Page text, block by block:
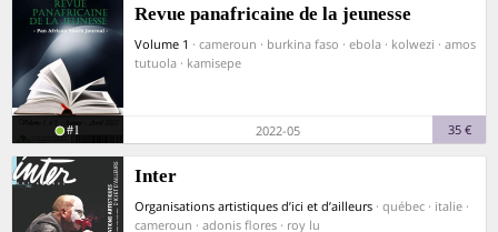
Revue panafricaine de la jeunesse
Volume 1 · cameroun · burkina faso · ebola · kolwezi · amos
tutuola · kamisepe
#1 2022-05 35 €
Inter
Organisations artistiques d’ici et d’ailleurs · québec · italie ·
cameroun · adonis flores · roy lu